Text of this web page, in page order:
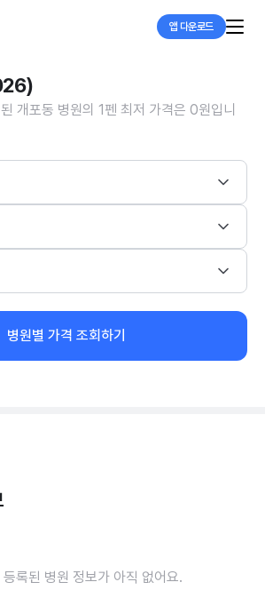
앱 다운로드
개포동 병원의 1펜 최저 가격은 0원입니
병원별 가격 조회하기
록된 병원 정보가 아직 없어요.